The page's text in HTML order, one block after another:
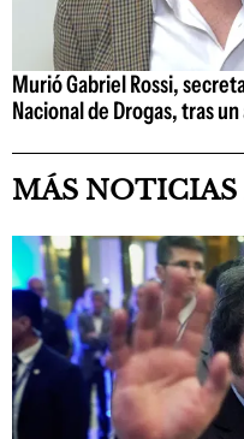
Murió Gabriel Rossi,
Nacional de Drogas, tras
MÁS